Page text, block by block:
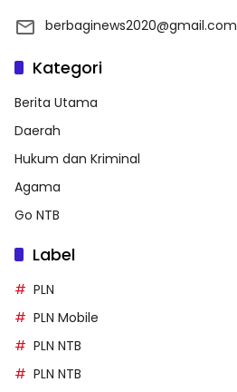
berbaginews2020@gmail.com
Kategori
Berita Utama
Daerah
Hukum dan Kriminal
Agama
Go NTB
Label
PLN
PLN Mobile
PLN NTB
PLN NTB